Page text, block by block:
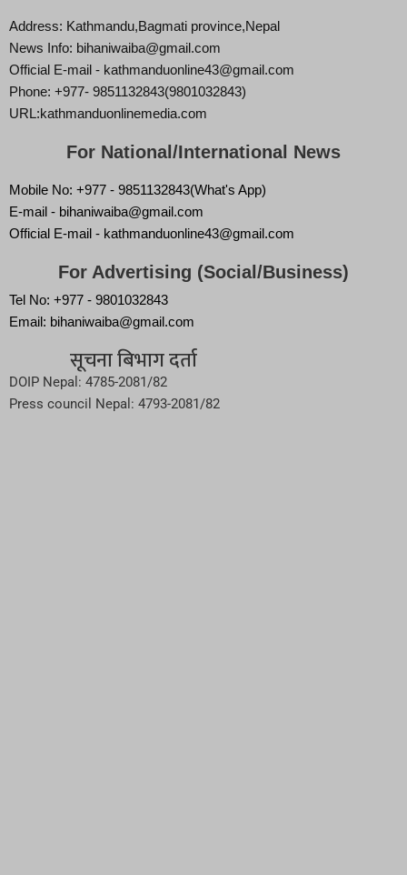
Address: Kathmandu,Bagmati province,Nepal
News Info: bihaniwaiba@gmail.com
Official E-mail - kathmanduonline43@gmail.com
Phone: +977- 9851132843(9801032843)
URL:kathmanduonlinemedia.com
For National/International News
Mobile No: +977 - 9851132843(What's App)
E-mail - bihaniwaiba@gmail.com
Official E-mail - kathmanduonline43@gmail.com
For Advertising (Social/Business)
Tel No: +977 - 9801032843
Email: bihaniwaiba@gmail.com
सूचना बिभाग दर्ता
DOIP Nepal: 4785-2081/82
Press council Nepal: 4793-2081/82